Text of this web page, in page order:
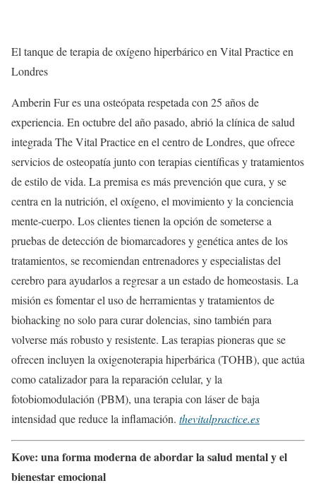
El tanque de terapia de oxígeno hiperbárico en Vital Practice en
Londres
Amberin Fur es una osteópata respetada con 25 años de
experiencia. En octubre del año pasado, abrió la clínica de salud
integrada The Vital Practice en el centro de Londres, que ofrece
servicios de osteopatía junto con terapias científicas y tratamientos
de estilo de vida. La premisa es más prevención que cura, y se
centra en la nutrición, el oxígeno, el movimiento y la conciencia
mente-cuerpo. Los clientes tienen la opción de someterse a
pruebas de detección de biomarcadores y genética antes de los
tratamientos, se recomiendan entrenadores y especialistas del
cerebro para ayudarlos a regresar a un estado de homeostasis. La
misión es fomentar el uso de herramientas y tratamientos de
biohacking no solo para curar dolencias, sino también para
volverse más robusto y resistente. Las terapias pioneras que se
ofrecen incluyen la oxigenoterapia hiperbárica (TOHB), que actúa
como catalizador para la reparación celular, y la
fotobiomodulación (PBM), una terapia con láser de baja
intensidad que reduce la inflamación. thevitalpractice.es
Kove: una forma moderna de abordar la salud mental y el
bienestar emocional